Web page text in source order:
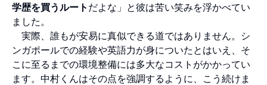
学歴を買うルート だよな」と彼は苦い笑みを浮かべてい
ました。
実際、誰もが安易に真似できる道ではありません。シ
ンガポールでの経験や英語力が身についたとはいえ、そ
こに至るまでの環境整備には多大なコストがかかってい
ます。中村くんはその点を強調するように、こう続けま